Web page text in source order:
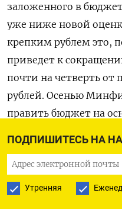
ПОДПИШИТЕСЬ НА
Утренняя
заложенного в
уже ниже новой
крепким рублем это,
приведет к
почти на четверть от
рублей. Осенью
править бюджет на
окончательными
которые будут
макроэкономической